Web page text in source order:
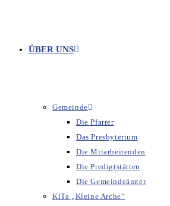
ÜBER UNS
Gemeinde
Die Pfarrer
Das Presbyterium
Die Mitarbeitenden
Die Predigtstätten
Die Gemeindeämter
KiTa „Kleine Arche“